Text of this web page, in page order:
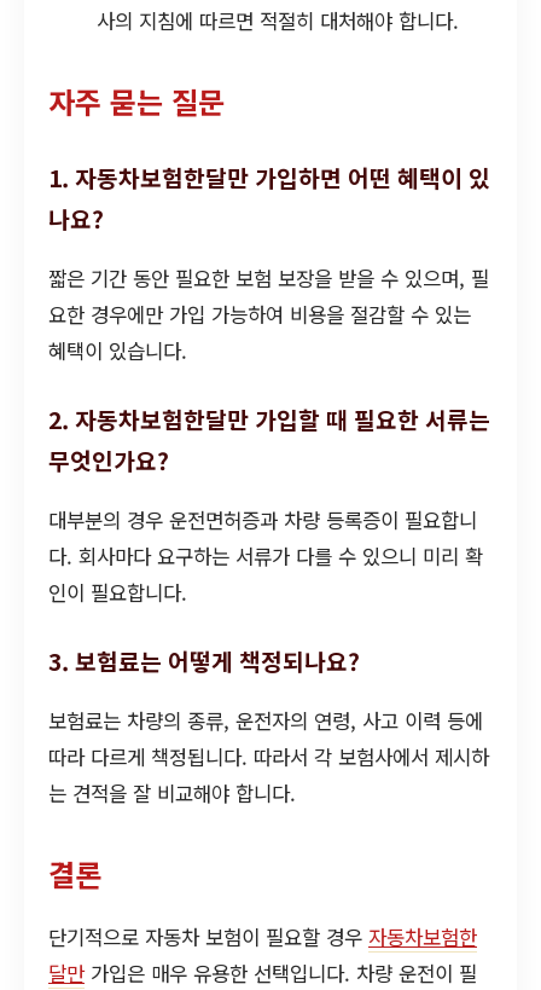
사의 지침에 따르면 적절히 대처해야 합니다.
자주 묻는 질문
1. 자동차보험한달만 가입하면 어떤 혜택이 있
나요?
짧은 기간 동안 필요한 보험 보장을 받을 수 있으며, 필
요한 경우에만 가입 가능하여 비용을 절감할 수 있는
혜택이 있습니다.
2. 자동차보험한달만 가입할 때 필요한 서류는
무엇인가요?
대부분의 경우 운전면허증과 차량 등록증이 필요합니
다. 회사마다 요구하는 서류가 다를 수 있으니 미리 확
인이 필요합니다.
3. 보험료는 어떻게 책정되나요?
보험료는 차량의 종류, 운전자의 연령, 사고 이력 등에
따라 다르게 책정됩니다. 따라서 각 보험사에서 제시하
는 견적을 잘 비교해야 합니다.
결론
단기적으로 자동차 보험이 필요할 경우 자동차보험한
달만가입은 매우 유용한 선택입니다. 차량 운전이 필